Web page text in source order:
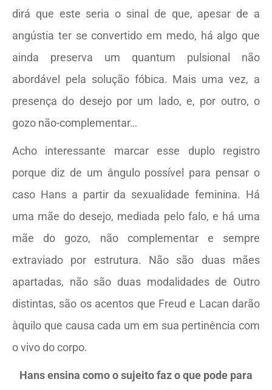
dirá que este seria o sinal de que, apesar de a
angústia ter se convertido em medo, há algo que
ainda preserva um quantum pulsional não
abordável pela solução fóbica. Mais uma vez, a
presença do desejo por um lado, e, por outro, o
gozo não-complementar…
Acho interessante marcar esse duplo registro
porque diz de um ângulo possível para pensar o
caso Hans a partir da sexualidade feminina. Há
uma mãe do desejo, mediada pelo falo, e há uma
mãe do gozo, não complementar e sempre
extraviado por estrutura. Não são duas mães
apartadas, não são duas modalidades de Outro
distintas, são os acentos que Freud e Lacan darão
àquilo que causa cada um em sua pertinência com
o vivo do corpo.
Hans ensina como o sujeito faz o que pode para